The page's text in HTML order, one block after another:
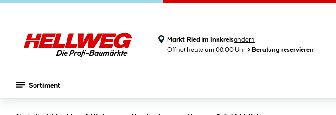
Markt: Ried im Innkreisändern
Öffnet heute um 08:00 Uhr
Beratung reservieren
Sortiment